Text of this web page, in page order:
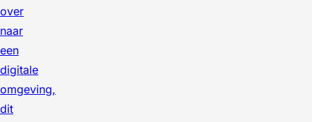
over
naar
een
digitale
omgeving,
dit